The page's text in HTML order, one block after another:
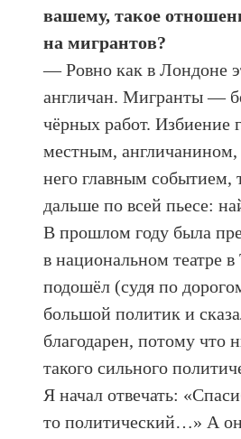
вашему, такое
на мигрантов?
— Ровно как в Лондоне
англичан. Мигранты —
чёрных работ. Избиение
местным, англичанином,
него главным событием,
дальше по всей пьесе:
В прошлом году была
в национальном театре
подошёл (судя по
большой политик и
благодарен, потому что
такого сильного
Я начал отвечать:
то политический…» А